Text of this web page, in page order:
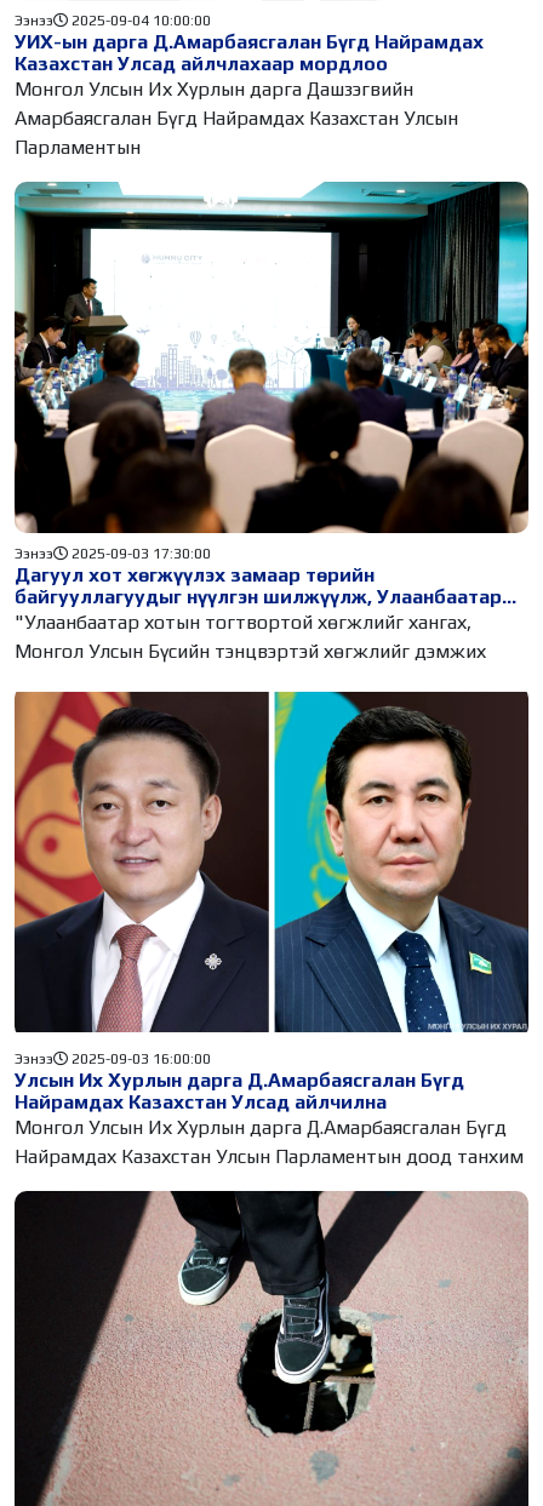
УИХ-ын дарга Д.Амарбаясгалан Бүгд Найрамдах
Казахстан Улсад айлчлахаар мордлоо
Ээнээ 2025-09-04 10:00:00
Монгол Улсын Их Хурлын дарга Дашзэгвийн
Амарбаясгалан Бүгд Найрамдах Казахстан Улсын
Парламентын
Дагуул хот хөгжүүлэх замаар төрийн
байгууллагуудыг нүүлгэн шилжүүлж, Улаанбаатар
хотын төвлөрлийг сааруулах талаар хэлэлцэж байна
Ээнээ 2025-09-03 17:30:00
"Улаанбаатар хотын тогтвортой хөгжлийг хангах,
Монгол Улсын Бүсийн тэнцвэртэй хөгжлийг дэмжих
Улсын Их Хурлын дарга Д.Амарбаясгалан Бүгд
Найрамдах Казахстан Улсад айлчилна
Ээнээ 2025-09-03 16:00:00
Монгол Улсын Их Хурлын дарга Д.Амарбаясгалан Бүгд
Найрамдах Казахстан Улсын Парламентын доод танхим